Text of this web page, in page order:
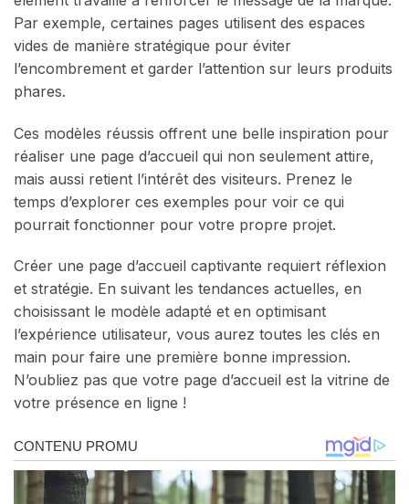
Par exemple, certaines pages utilisent des espaces
vides de manière stratégique pour éviter
l’encombrement et garder l’attention sur leurs produits
phares.
Ces modèles réussis offrent une belle inspiration pour
réaliser une page d’accueil qui non seulement attire,
mais aussi retient l’intérêt des visiteurs. Prenez le
temps d’explorer ces exemples pour voir ce qui
pourrait fonctionner pour votre propre projet.
Créer une page d’accueil captivante requiert réflexion
et stratégie. En suivant les tendances actuelles, en
choisissant le modèle adapté et en optimisant
l’expérience utilisateur, vous aurez toutes les clés en
main pour faire une première bonne impression.
N’oubliez pas que votre page d’accueil est la vitrine de
votre présence en ligne !